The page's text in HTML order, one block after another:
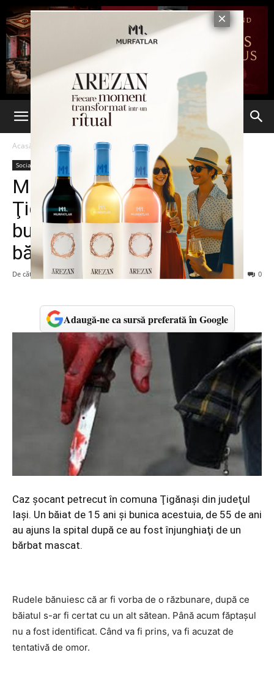
Acasă Social
Social
Momente de groază, la
Ţigănaşi: un adolescent şi
bunica sa, înjunghiaţi de un
bărbat mascat
De către 17 martie 2016 0
Adaugă-ne ca sursă preferată în Google
Caz şocant petrecut în comuna Ţigănaşi din judeţul
Iaşi. Un băiat de 15 ani şi bunica acestuia, de 55 de ani
au ajuns la spital după ce au fost înjunghiaţi de un
bărbat mascat.
Rudele bănuiesc că ar fi vorba de o răzbunare, după ce
băiatul s-ar fi certat cu un alt sătean. Până acum făptaşul
nu a fost identificat. Când va fi prins, va fi acuzat de
tentativă de omor.